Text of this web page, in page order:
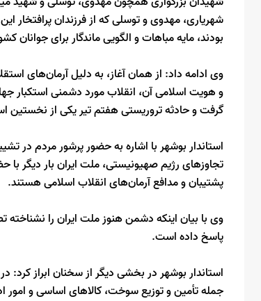
شهریاری، مهدوی و توسلی که از فرزندان پرافتخار این
بودند، مایه مباهات و الگویی ماندگار برای جوانان
وی ادامه داد: از همان آغاز، به دلیل آرمان‌های
و هویت اسلامی آن، انقلاب مورد دشمنی استکبار
گرفت و حادثه تروریستی هفتم تیر یکی از نخستین
استاندار بوشهر با اشاره به حضور پرشور مردم
تجاوزهای رژیم صهیونیستی، ملت ایران بار دیگر
پشتیبان و مدافع آرمان‌های انقلاب اسلامی هستند.
وی با بیان اینکه دشمن هنوز ملت ایران را
پاسخ داده است.
استاندار بوشهر در بخشی دیگر از سخنان ابراز
جمله تأمین و توزیع سوخت، کالاهای اساسی و امور